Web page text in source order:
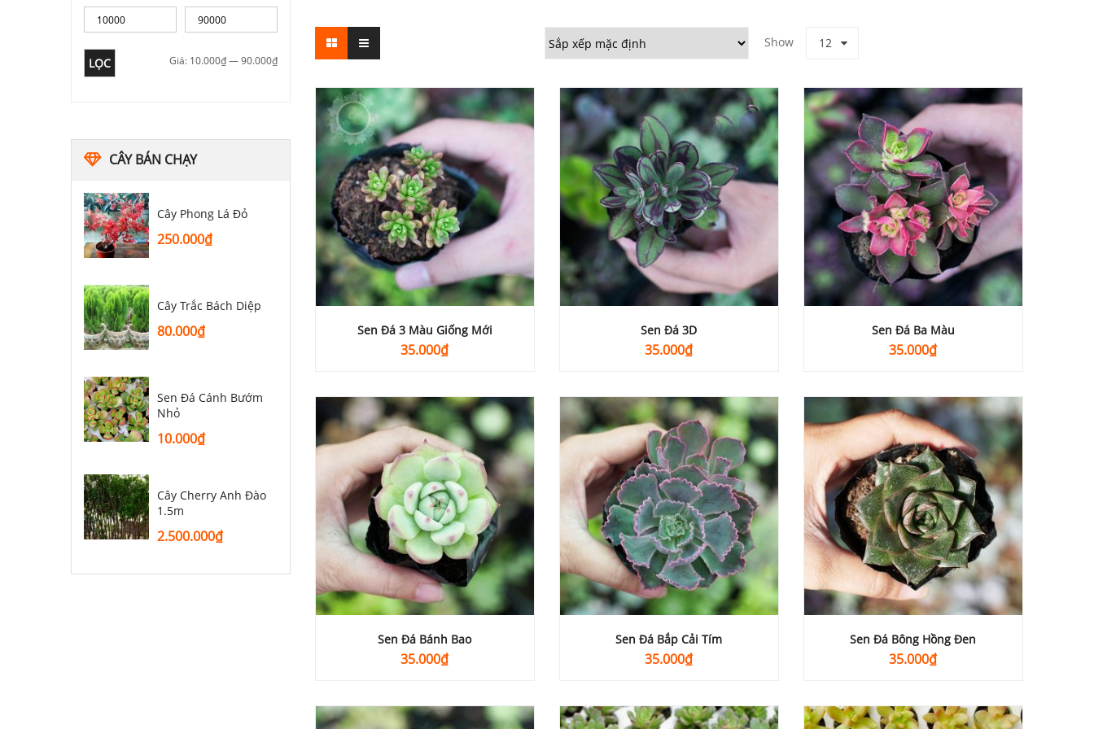
LỌC Giá: 10.000₫—90.000₫
CÂY BÁN CHẠY
Cây Phong Lá Đỏ
250.000₫
Cây Trắc Bách Diệp
80.000₫
Sen Đá Cánh Bướm
Nhỏ
10.000₫
Cây Cherry Anh Đào
1.5m
2.500.000₫
Show 12
Sen Đá 3 Màu Giống Mới
35.000₫
Sen Đá 3D
35.000₫
Sen Đá Ba Màu
35.000₫
Sen Đá Bánh Bao
35.000₫
Sen Đá Bắp Cải Tím
35.000₫
Sen Đá Bông Hồng Đen
35.000₫